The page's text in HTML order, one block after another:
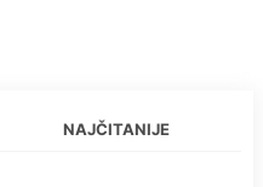
NAJČITANIJE